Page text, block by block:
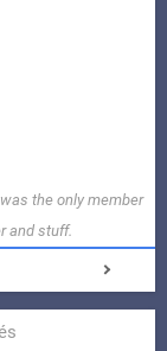
the only member
and stuff.